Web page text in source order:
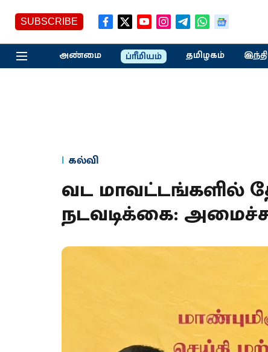
SUBSCRIBE
அண்மை ப்ரீமியம் தமிழகம்
கல்வி
வட மாவட்டங்களில்
நடவடிக்கை: